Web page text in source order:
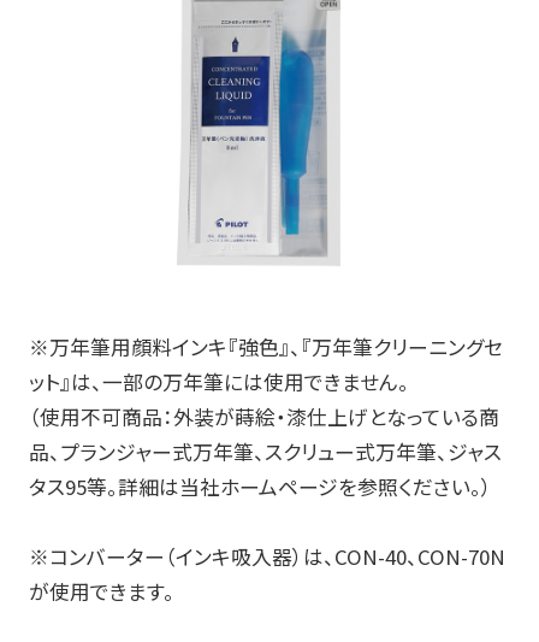
※万年筆用顔料インキ『強色』、『万年筆クリーニングセ
ット』は、一部の万年筆には使用できません。
（使用不可商品：外装が蒔絵・漆仕上げとなっている商
品、プランジャー式万年筆、スクリュー式万年筆、ジャス
タス95等。詳細は当社ホームページを参照ください。）
※コンバーター（インキ吸入器）は、 CON-40、 CON-70N
が使用できます。